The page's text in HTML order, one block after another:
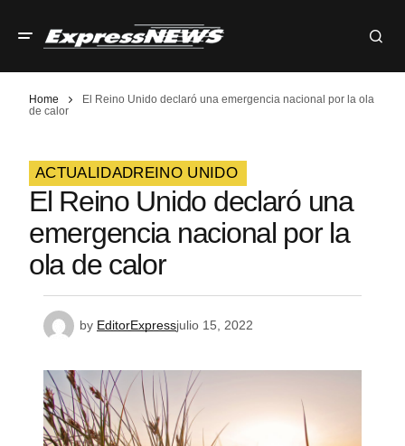
Home
El Reino Unido declaró una emergencia nacional por la ola
de calor
ACTUALIDADREINO UNIDO
El Reino Unido declaró una
emergencia nacional por la
ola de calor
by EditorExpressjulio 15, 2022